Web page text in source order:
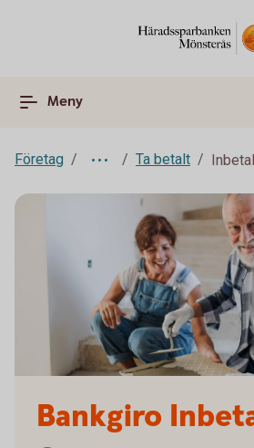
Meny
Företag Ta betalt
Bankgiro